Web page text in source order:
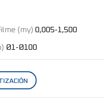
(my) 0,005-1,500
Ø1-Ø100